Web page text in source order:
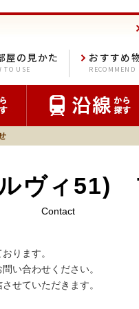
おすすめ
RECOMMEND
屋の見かた
TO USE
ヴィ51)
Contact
ります。
い合わせください。
せていただきます。